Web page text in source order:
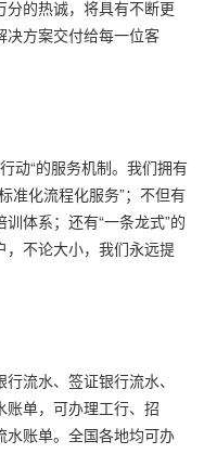
的热诚，将具有不断更
决方案交付给每一位客
动“的服务机制。我们拥有
准化流程化服务”；不但有
体系；还有“一条龙式”的
，不论大小，我们永远提
流水、签证银行流水、
单，可办理工行、招
水账单。全国各地均可办